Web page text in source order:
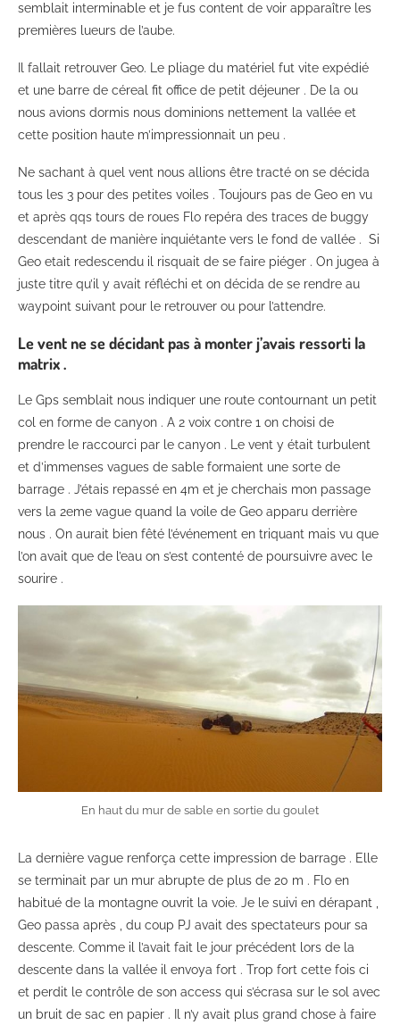
semblait interminable et je fus content de voir apparaître les
premières lueurs de l’aube.
Il fallait retrouver Geo. Le pliage du matériel fut vite expédié
et une barre de céreal fit office de petit déjeuner . De la ou
nous avions dormis nous dominions nettement la vallée et
cette position haute m’impressionnait un peu .
Ne sachant à quel vent nous allions être tracté on se décida
tous les 3 pour des petites voiles . Toujours pas de Geo en vu
et après qqs tours de roues Flo repéra des traces de buggy
descendant de manière inquiétante vers le fond de vallée . Si
Geo etait redescendu il risquait de se faire piéger . On jugea à
juste titre qu’il y avait réfléchi et on décida de se rendre au
waypoint suivant pour le retrouver ou pour l’attendre.
Le vent ne se décidant pas à monter j’avais ressorti la
matrix .
Le Gps semblait nous indiquer une route contournant un petit
col en forme de canyon . A 2 voix contre 1 on choisi de
prendre le raccourci par le canyon . Le vent y était turbulent
et d’immenses vagues de sable formaient une sorte de
barrage . J’étais repassé en 4m et je cherchais mon passage
vers la 2eme vague quand la voile de Geo apparu derrière
nous . On aurait bien fêté l’événement en triquant mais vu que
l’on avait que de l’eau on s’est contenté de poursuivre avec le
sourire .
En haut du mur de sable en sortie du goulet
La dernière vague renforça cette impression de barrage . Elle
se terminait par un mur abrupte de plus de 20 m . Flo en
habitué de la montagne ouvrit la voie. Je le suivi en dérapant ,
Geo passa après , du coup PJ avait des spectateurs pour sa
descente. Comme il l’avait fait le jour précédent lors de la
descente dans la vallée il envoya fort . Trop fort cette fois ci
et perdit le contrôle de son access qui s’écrasa sur le sol avec
un bruit de sac en papier . Il n’y avait plus grand chose à faire